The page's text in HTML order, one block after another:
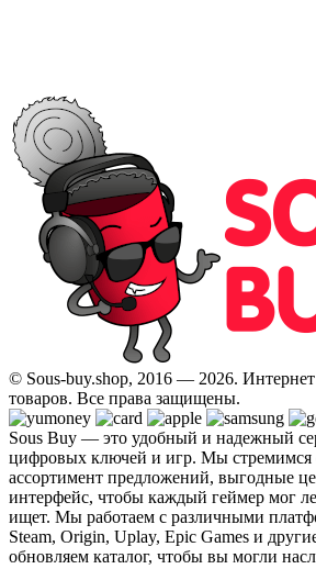
© Sous-buy.shop, 2016 — 2026.
товаров. Все права защищены.
Sous Buy — это удобный и надежный
цифровых ключей и игр. Мы стремимся
ассортимент предложений, выгодные
интерфейс, чтобы каждый геймер мог
ищет. Мы работаем с различными
Steam, Origin, Uplay, Epic Games и
обновляем каталог, чтобы вы могли